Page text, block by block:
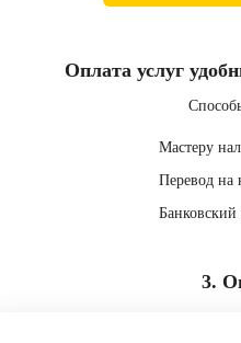
3.
Оплата услуг
Мастеру
Перевод на
Банковский